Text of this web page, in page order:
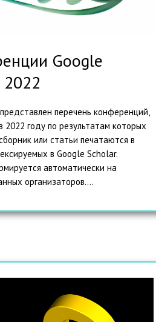
Google
перечень конференций,
2022 году по результатам которых
или статьи печатаются в
в Google Scholar.
автоматически на
организаторов....